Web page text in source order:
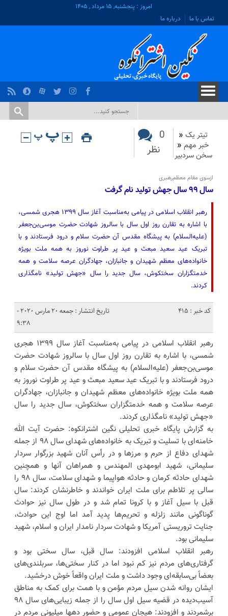
امروز : پنجشنبه, ۱۵ مرداد , ۱۴۰۵
تماس با ما
درباره ما
تیتر یک «
خبر مهم «
سخن سردبیر
0
نظر
ازسوی مقام معظم‌رهبری
سال ۹۹ سال جهش تولید نام گرفت
رهبر انقلاب اسلامی در پیامی به‌مناسبت آغاز سال ۱۳۹۹ هجری شمسی،
با اشاره به تقارن روز اول سال با سالروز شهادت حضرت موسی‌بن‌جعفر
(علیه‌السلام) به پیشگاه مقدس آن حضرت سلام و درود فرستادند و با
تبریک عید سعید مبعث و عید پر طراوت نوروز به همه ملت بویژه
خانواده‌های معظم شهیدان و جانبازان، جهادگران عرصه سلامت و همه
خدمتگزاران سختکوش، سال جدید را سال «جهش تولید» نامگذاری
کردند.
کد خبر : 415
تاریخ انتشار : جمعه 20 مارس 2020 -
9:38
رهبر انقلاب اسلامی در پیامی به‌مناسبت آغاز سال ۱۳۹۹ هجری
شمسی، با اشاره به تقارن روز اول سال با سالروز شهادت حضرت
موسی‌بن‌جعفر (علیه‌السلام) به پیشگاه مقدس آن حضرت سلام و
درود فرستادند و با تبریک عید سعید مبعث و عید پر طراوت نوروز به
همه ملت بویژه خانواده‌های معظم شهیدان و جانبازان، جهادگران
عرصه سلامت و همه خدمتگزاران سختکوش، سال جدید را سال
«جهش تولید» نامگذاری کردند.
به گزارش پایگاه خبری تحلیلی نگین اشترانکوه: حضرت آیت الله
خامنه‌ای با تسلیت و تبریک به خانواده‌های شهدای سال ۹۸ از جمله
شهدای دفاع از حرم و مرزها و در رأس آنان شهید بزرگوار سردار
سلیمانی، شهید ابومهدی المهندس و همراهان آنها و همچنین
شهدای حادثه کرمان و حادثه هواپیما و شهدای سلامت، سال ۹۸ را
سالی پر تلاطم برای ملت ایران خواندند و خاطرنشان کردند: سال
قبل با سیل آغاز و با کرونا تمام شد و در طول سال نیز حوادث
گوناگونی مانند زلزله و تحریم‌ها پدید آمد اما اوج این حوادث،
جنایت تروریستی آمریکا و شهادت سردار نامدار ایران و اسلام، شهید
سلیمانی بود.
رهبر انقلاب اسلامی افزودند: سال قبل، سال سختی بود و
گرفتاری‌های مردم نیز کم نبود اما در کنار سختی‌ها، سربلندی‌های
بعضاً بی‌سابقه‌ای وجود داشت و ملت ایران واقعاً خوش درخشید.
ایشان روانه شدن سیل مردم مؤمن و با همت برای کمک به مناطق
آسیب‌دیده در قضیه سیل اول سال را از جمله زیبایی‌های سال ۹۸
برشمردند و افزودند: هیجان عمومی و حضور دهها میلیونی مردم در